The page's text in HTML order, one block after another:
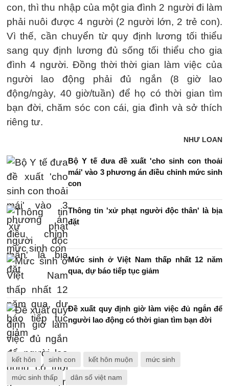
con, thì thu nhập của một gia đình 2 người đi làm
phải nuôi được 4 người (2 người lớn, 2 trẻ con).
Vì thế, cần chuyển từ quy định lương tối thiểu
sang quy định lương đủ sống tối thiểu cho gia
đình 4 người. Đồng thời thời gian làm việc của
người lao động phải đủ ngắn (8 giờ lao
động/ngày, 40 giờ/tuần) để họ có thời gian tìm
bạn đời, chăm sóc con cái, gia đình và sở thích
riêng tư.
NHƯ LOAN
Bộ Y tế đưa đề xuất 'cho sinh con thoải
mái' vào 3 phương án điều chỉnh mức sinh
con
Thông tin 'xử phạt người độc thân' là bịa
đặt
Mức sinh ở Việt Nam thấp nhất 12 năm
qua, dự báo tiếp tục giảm
Đề xuất quy định giờ làm việc đủ ngắn để
người lao động có thời gian tìm bạn đời
kết hôn sinh con kết hôn muộn mức sinh
mức sinh thấp dân số việt nam